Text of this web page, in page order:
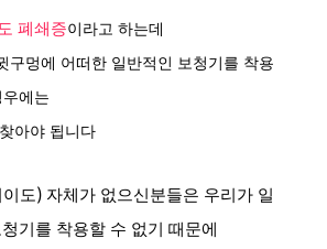
폐쇄증이라고 하는데
구멍에 어떠한 일반적인 보청기를 착용
에는
아야 됩니다
도) 자체가 없으신분들은 우리가 일
기를 착용할 수 없기 때문에